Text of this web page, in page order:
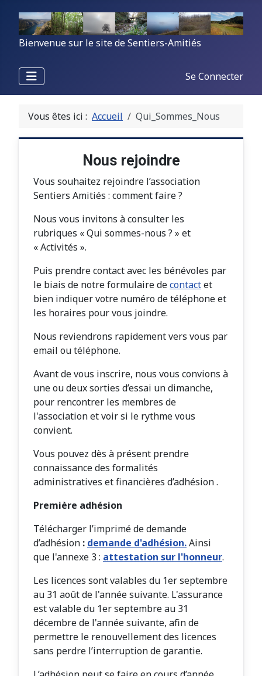
Bienvenue sur le site de Sentiers-Amitiés
Se Connecter
Vous êtes ici : Accueil Qui_Sommes_Nous
Nous rejoindre
Vous souhaitez rejoindre l’association
Sentiers Amitiés : comment faire ?
Nous vous invitons à consulter les
rubriques « Qui sommes-nous ? » et
« Activités ».
Puis prendre contact avec les bénévoles par
le biais de notre formulaire decontactet
bien indiquer votre numéro de téléphone et
les horaires pour vous joindre.
Nous reviendrons rapidement vers vous par
email ou téléphone.
Avant de vous inscrire, nous vous convions à
une ou deux sorties d’essai un dimanche,
pour rencontrer les membres de
l'association et voir si le rythme vous
convient.
Vous pouvez dès à présent prendre
connaissance des formalités
administratives et financières d’adhésion .
Première adhésion
Télécharger l’imprimé de demande
d’adhésion : demande d'adhésion.Ainsi
que l'annexe 3 : attestation sur l'honneur.
Les licences sont valables du 1er septembre
au 31 août de l'année suivante. L'assurance
est valable du 1er septembre au 31
décembre de l'année suivante, afin de
permettre le renouvellement des licences
sans perdre l’interruption de garantie.